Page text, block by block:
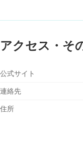
アクセス・そ
公式サイト
連絡先
住所